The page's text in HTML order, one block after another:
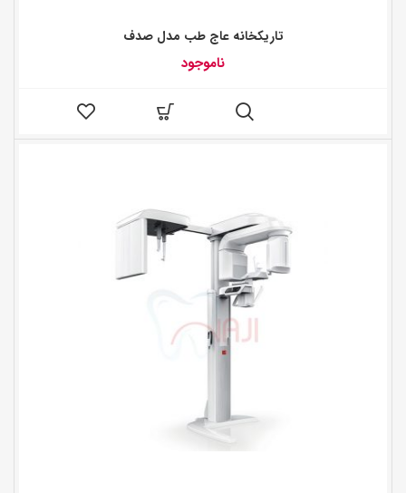
تاریکخانه عاج طب مدل صدف
ناموجود